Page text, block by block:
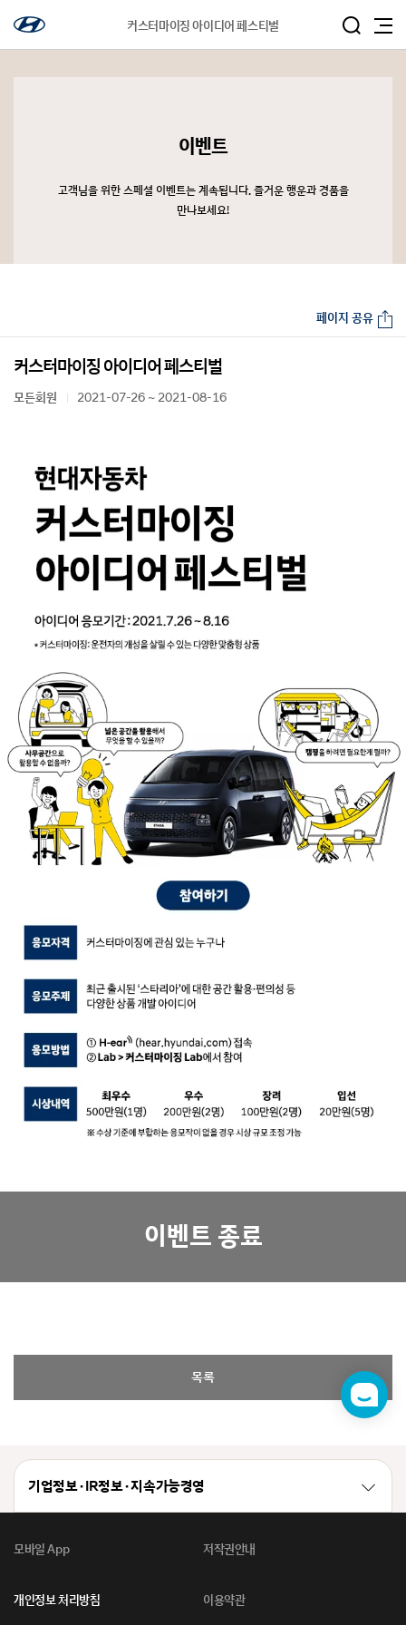
커스터마이징 아이디어 페스티벌
이벤트
고객님을 위한 스페셜 이벤트는 계속됩니다. 즐거운 행운과 경품을
만나보세요!
커스터마이징 아이디어 페스티벌
모든회원 2021-07-26 ~ 2021-08-16
페이지 공유
이벤트 종료
목록
챗
봇
기업정보 · IR정보 · 지속가능경영
모바일 App 저작권안내
개인정보 처리방침 이용약관